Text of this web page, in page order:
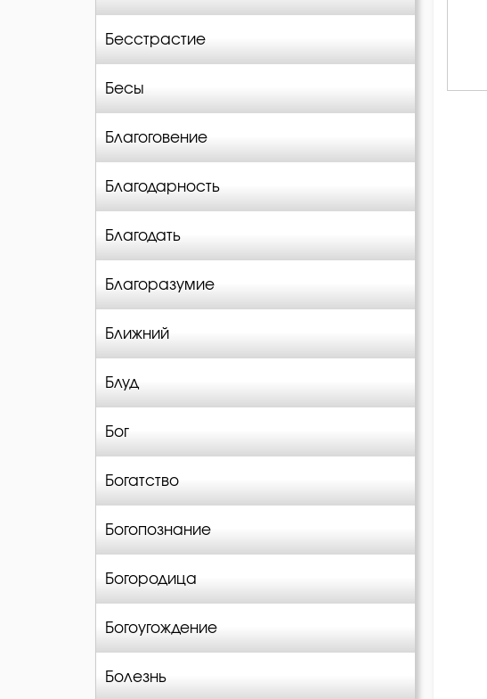
Бесстрастие
Бесы
Благоговение
Благодарность
Благодать
Благоразумие
Ближний
Блуд
Бог
Богатство
Богопознание
Богородица
Богоугождение
Болезнь